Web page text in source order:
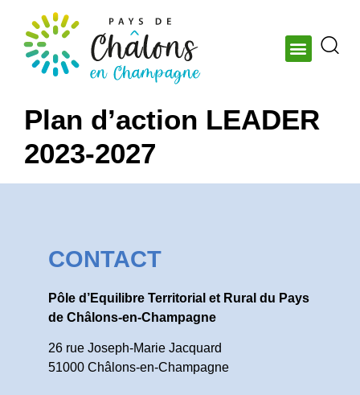
Plan d’action LEADER
2023-2027
CONTACT
Pôle d’Equilibre Territorial et Rural du Pays
de Châlons-en-Champagne
26 rue Joseph-Marie Jacquard
51000 Châlons-en-Champagne